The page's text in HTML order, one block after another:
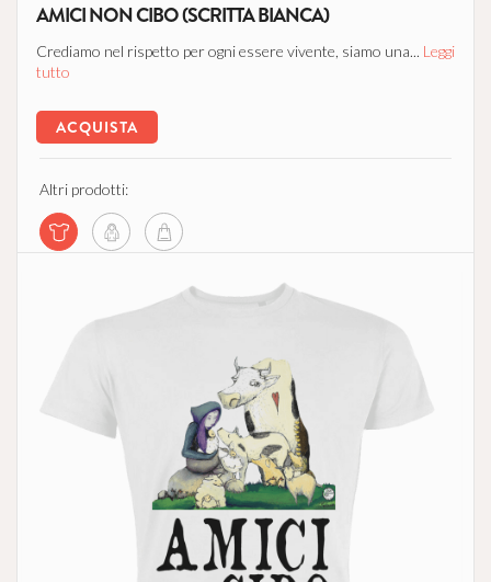
AMICI NON CIBO (SCRITTA BIANCA)
Crediamo nel rispetto per ogni essere vivente, siamo una... Leggi
tutto
ACQUISTA
Altri prodotti: